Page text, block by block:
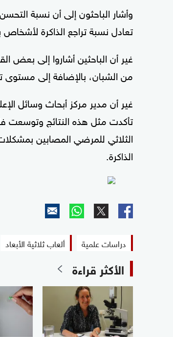
تعادل نسبة تراجع الذاكرة لأشخاص بين سن
غير أن الباحثين أشاروا إلى بعض
من الشبان، بالإضافة إلى مستوى
غير أن مدير مركز أبحاث وسائل
تأكدت مثل هذه النتائج وتوسعت
الثلاثي للمرضي المصابين
الذاكرة.
دراسات علمية ألعاب ثلاثية الأبعاد
الأكثر قراءة